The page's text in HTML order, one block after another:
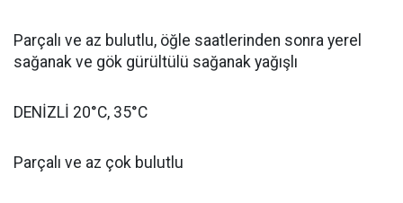
Parçalı ve az bulutlu, öğle saatlerinden sonra yerel
sağanak ve gök gürültülü sağanak yağışlı
DENİZLİ 20°C, 35°C
Parçalı ve az çok bulutlu